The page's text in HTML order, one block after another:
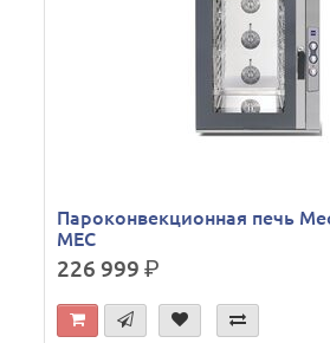
Пароконвекционная печь
MEC
226 999р.